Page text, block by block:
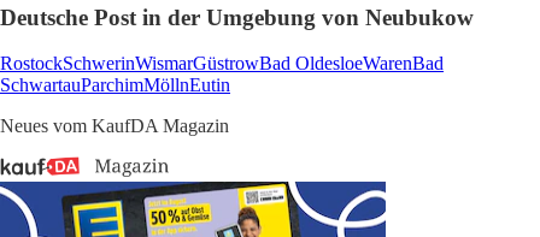
Deutsche Post in der Umgebung von Neubukow
RostockSchwerinWismarGüstrowBad OldesloeWarenBad
SchwartauParchimMöllnEutin
Neues vom KaufDA Magazin